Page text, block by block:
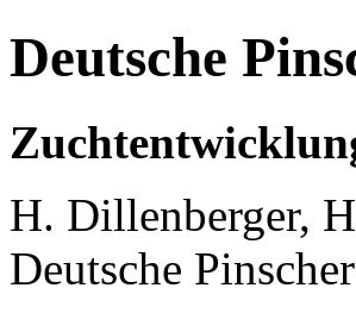
Deutsche
H. Dillenberger,
Deutsche Pinscher